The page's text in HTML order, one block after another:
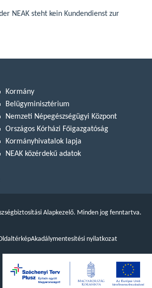
NEAK steht kein Kundendienst zur
Kormány
Belügyminisztérium
Nemzeti Népegészségügyi Központ
Országos Kórházi Főigazgatóság
Kormányhivatalok lapja
NEAK közérdekű adatok
Alapkezelő. Minden jog fenntartva.
Akadálymentesítési nyilatkozat